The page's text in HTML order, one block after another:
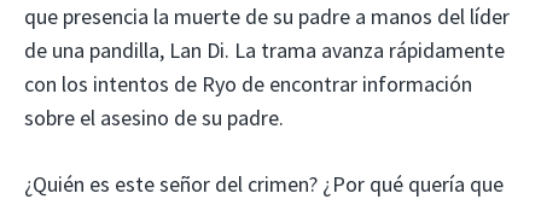
que presencia la muerte de su padre a manos del líder
de una pandilla, Lan Di. La trama avanza rápidamente
con los intentos de Ryo de encontrar información
sobre el asesino de su padre.
¿Quién es este señor del crimen? ¿Por qué quería que